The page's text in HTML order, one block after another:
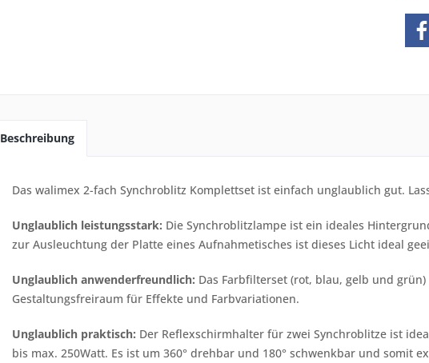
Beschreibung
Das walimex 2-fach Synchroblitz Komplettset ist einfach unglaublich gut.
Unglaublich leistungsstark: Die Synchroblitzlampe ist ein ideales
zur Ausleuchtung der Platte eines Aufnahmetisches ist dieses Licht ideal
Unglaublich anwenderfreundlich: Das Farbfilterset (rot, blau, gelb und
Gestaltungsfreiraum für Effekte und Farbvariationen.
Unglaublich praktisch: Der Reflexschirmhalter für zwei Synchroblitze ist
bis max. 250Watt. Es ist um 360° drehbar und 180° schwenkbar und somit